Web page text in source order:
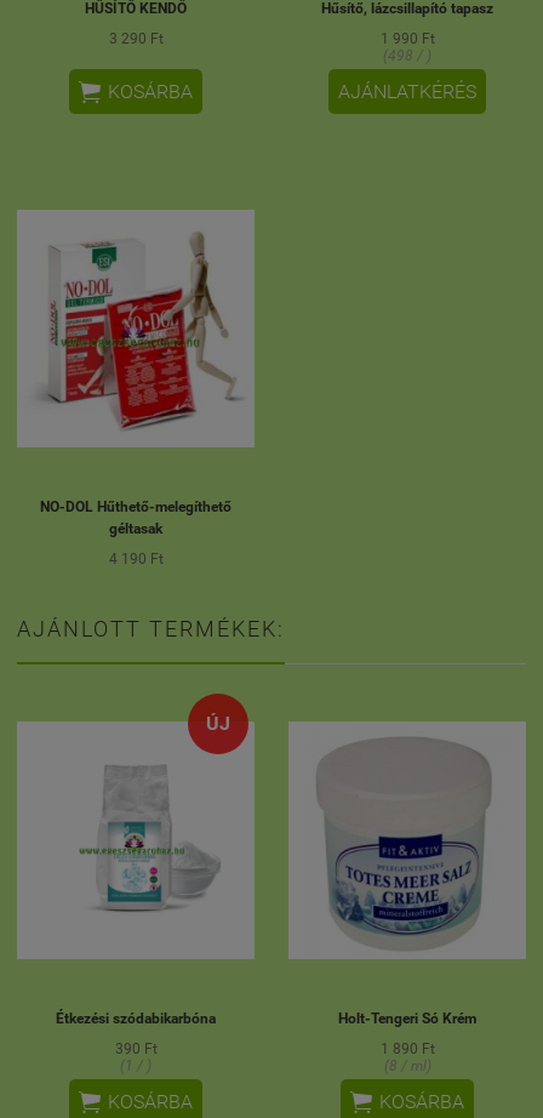
HŰSÍTŐ KENDŐ
3 290 Ft
 KOSÁRBA
Hűsítő, lázcsillapító tapasz
1 990 Ft
(498 / )
AJÁNLATKÉRÉS
NO-DOL Hűthető-melegíthető
géltasak
4 190 Ft
AJÁNLOTT TERMÉKEK:
ÚJ
Étkezési szódabikarbóna
390 Ft
(1 / )
 KOSÁRBA
Holt-Tengeri Só Krém
1 890 Ft
(8 / ml)
 KOSÁRBA